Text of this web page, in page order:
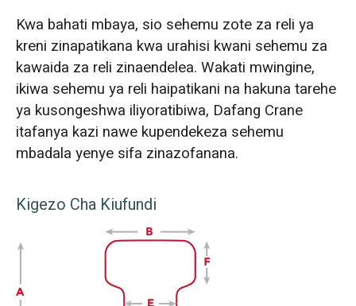
Kwa bahati mbaya, sio sehemu zote za reli ya
kreni zinapatikana kwa urahisi kwani sehemu za
kawaida za reli zinaendelea. Wakati mwingine,
ikiwa sehemu ya reli haipatikani na hakuna tarehe
ya kusongeshwa iliyoratibiwa, Dafang Crane
itafanya kazi nawe kupendekeza sehemu
mbadala yenye sifa zinazofanana.
Kigezo Cha Kiufundi